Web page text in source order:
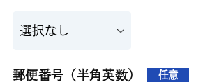
郵便番号（半角英数） 任意